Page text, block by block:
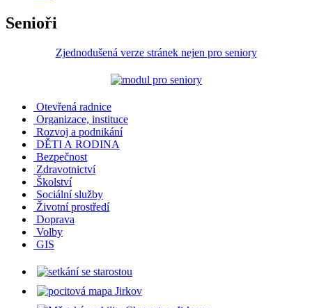
Senioři
Zjednodušená verze stránek nejen pro seniory
Otevřená radnice
Organizace, instituce
Rozvoj a podnikání
DĚTI A RODINA
Bezpečnost
Zdravotnictví
Školství
Sociální služby
Životní prostředí
Doprava
Volby
GIS